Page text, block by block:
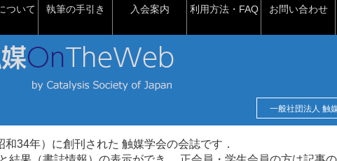
ついて 執筆の手引き 入会案内 利用方法・FAQ お問い合わせ
一般社団法人 触
34年）に創刊された 触媒学会の会誌です．